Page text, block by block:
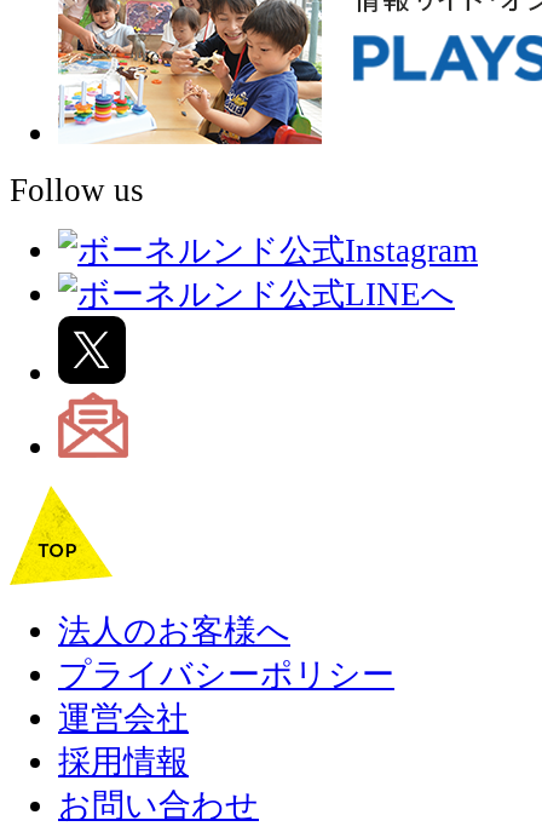
Follow us
法人のお客様へ
プライバシーポリシー
運営会社
採用情報
お問い合わせ